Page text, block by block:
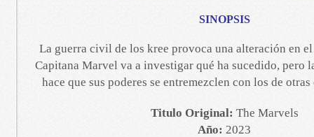
SINOPSIS
La guerra civil de los kree provoca una alteración en
Capitana Marvel va a investigar qué ha sucedido, pero
hace que sus poderes se entremezclen con los de
Titulo Original: The Marvels
Año: 2023